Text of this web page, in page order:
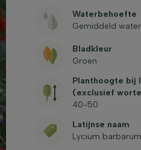
Waterbehoefte
Gemiddeld water
Bladkleur
Groen
Planthoogte bij
(exclusief
40-50
Latijnse naam
Lycium barbarum